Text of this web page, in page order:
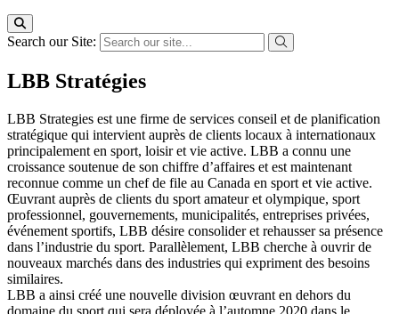
Search our Site:
LBB Stratégies
LBB Strategies est une firme de services conseil et de planification
stratégique qui intervient auprès de clients locaux à internationaux
principalement en sport, loisir et vie active. LBB a connu une
croissance soutenue de son chiffre d’affaires et est maintenant
reconnue comme un chef de file au Canada en sport et vie active.
Œuvrant auprès de clients du sport amateur et olympique, sport
professionnel, gouvernements, municipalités, entreprises privées,
événement sportifs, LBB désire consolider et rehausser sa présence
dans l’industrie du sport. Parallèlement, LBB cherche à ouvrir de
nouveaux marchés dans des industries qui expriment des besoins
similaires.
LBB a ainsi créé une nouvelle division œuvrant en dehors du
domaine du sport qui sera déployée à l’automne 2020 dans le